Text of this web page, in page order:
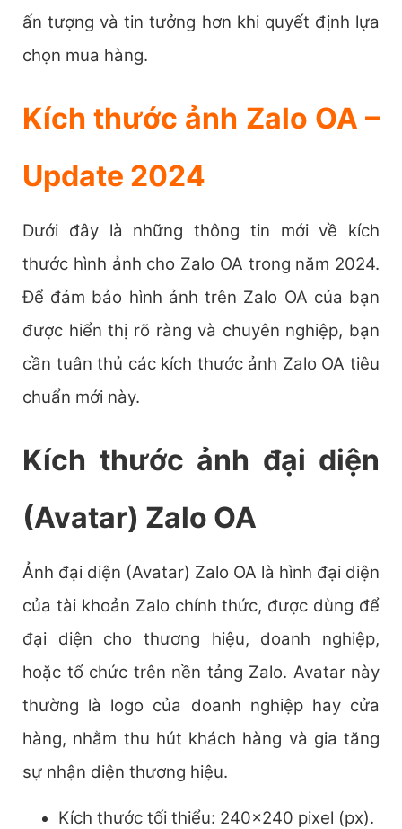
ấn tượng và tin tưởng hơn khi quyết định lựa
chọn mua hàng.
Kích thước ảnh Zalo OA –
Update 2024
Dưới đây là những thông tin mới về kích
thước hình ảnh cho Zalo OA trong năm 2024.
Để đảm bảo hình ảnh trên Zalo OA của bạn
được hiển thị rõ ràng và chuyên nghiệp, bạn
cần tuân thủ các kích thước ảnh Zalo OA tiêu
chuẩn mới này.
Kích thước ảnh đại diện
(Avatar) Zalo OA
Ảnh đại diện (Avatar) Zalo OA là hình đại diện
của tài khoản Zalo chính thức, được dùng để
đại diện cho thương hiệu, doanh nghiệp,
hoặc tổ chức trên nền tảng Zalo. Avatar này
thường là logo của doanh nghiệp hay cửa
hàng, nhằm thu hút khách hàng và gia tăng
sự nhận diện thương hiệu.
Kích thước tối thiểu: 240×240 pixel (px).